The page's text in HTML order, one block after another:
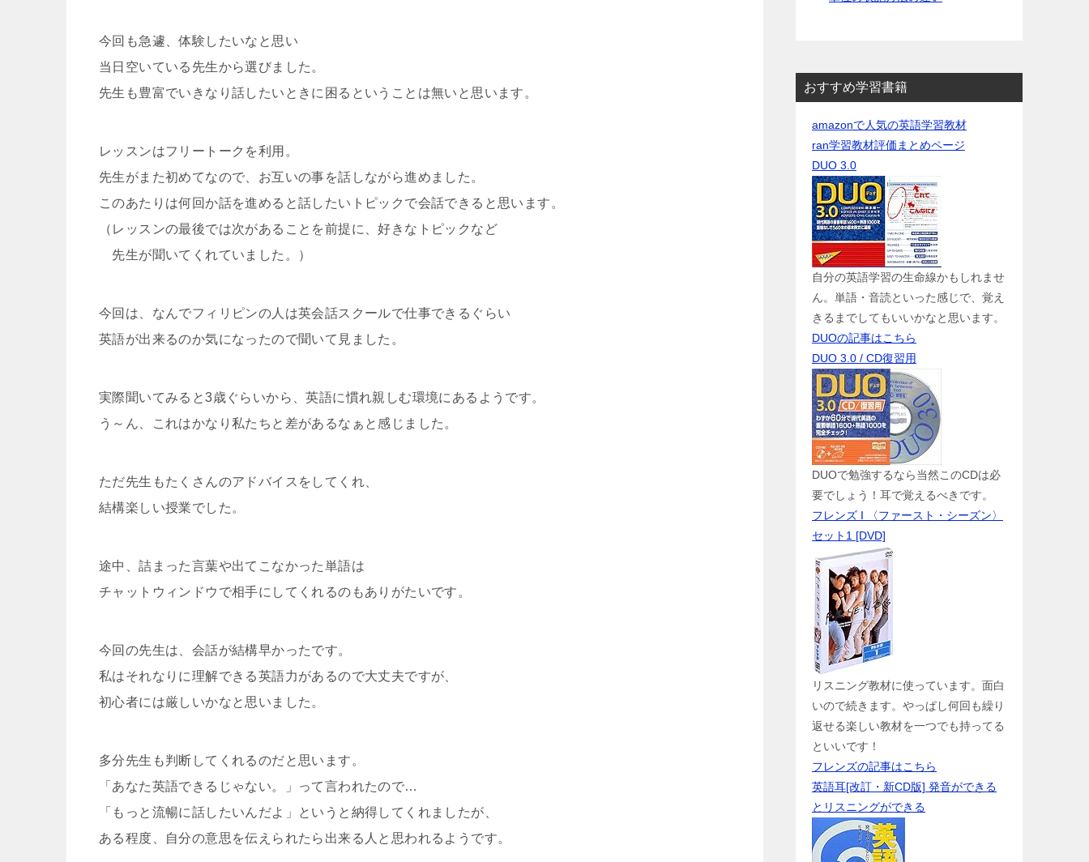
今回も急遽、体験したいなと思い
当日空いている先生から選びました。
先生も豊富でいきなり話したいときに困るということは無いと思います。
レッスンはフリートークを利用。
先生がまた初めてなので、お互いの事を話しながら進めました。
このあたりは何回か話を進めると話したいトピックで会話できると思います。
（レッスンの最後では次があることを前提に、好きなトピックなど
先生が聞いてくれていました。）
今回は、なんでフィリピンの人は英会話スクールで仕事できるぐらい
英語が出来るのか気になったので聞いて見ました。
実際聞いてみると3歳ぐらいから、英語に慣れ親しむ環境にあるようです。
う～ん、これはかなり私たちと差があるなぁと感じました。
ただ先生もたくさんのアドバイスをしてくれ、
結構楽しい授業でした。
途中、詰まった言葉や出てこなかった単語は
チャットウィンドウで相手にしてくれるのもありがたいです。
今回の先生は、会話が結構早かったです。
私はそれなりに理解できる英語力があるので大丈夫ですが、
初心者には厳しいかなと思いました。
多分先生も判断してくれるのだと思います。
「あなた英語できるじゃない。」って言われたので…
「もっと流暢に話したいんだよ」というと納得してくれましたが、
ある程度、自分の意思を伝えられたら出来る人と思われるようです。
おすすめ学習書籍
amazonで人気の英語学習教材
ran学習教材評価まとめページ
DUO 3.0
自分の英語学習の生命線かもしれませ
ん。単語・音読といった感じで、覚え
きるまでしてもいいかなと思います。
DUOの記事はこちら
DUO 3.0 / CD復習用
DUOで勉強するなら当然このCDは必
要でしょう！耳で覚えるべきです。
フレンズ I 〈ファースト・シーズン〉
セット1 [DVD]
リスニング教材に使っています。面白
いので続きます。やっぱし何回も繰り
返せる楽しい教材を一つでも持ってる
といいです！
フレンズの記事はこちら
英語耳[改訂・新CD版] 発音ができる
とリスニングができる